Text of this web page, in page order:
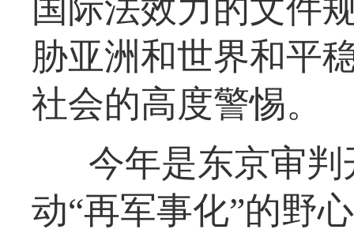
国际法效力的文件
胁亚洲和世界和平
社会的高度警惕。
今年是东京审
动“再军事化”的野